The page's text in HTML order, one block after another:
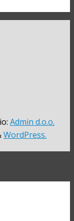
Admin d.o.o.
WordPress.